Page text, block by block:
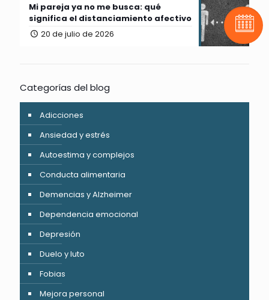
Mi pareja ya no me busca: qué
significa el distanciamiento afectivo
20 de julio de 2026
Categorías del blog
Adicciones
Ansiedad y estrés
Autoestima y complejos
Conducta alimentaria
Demencias y Alzheimer
Dependencia emocional
Depresión
Duelo y luto
Fobias
Mejora personal
Pide